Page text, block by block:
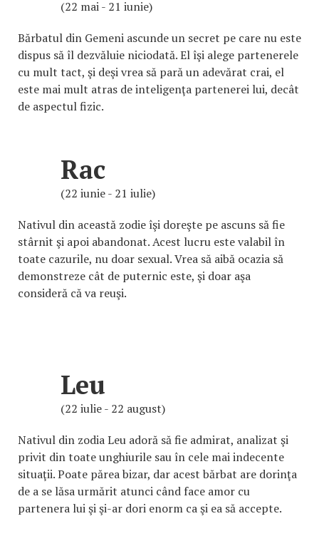
(22 mai - 21 iunie)
Bărbatul din Gemeni ascunde un secret pe care nu este
dispus să îl dezvăluie niciodată. El îşi alege partenerele
cu mult tact, şi deşi vrea să pară un adevărat crai, el
este mai mult atras de inteligenţa partenerei lui, decât
de aspectul fizic.
Rac
(22 iunie - 21 iulie)
Nativul din această zodie îşi doreşte pe ascuns să fie
stârnit şi apoi abandonat. Acest lucru este valabil în
toate cazurile, nu doar sexual. Vrea să aibă ocazia să
demonstreze cât de puternic este, şi doar aşa
consideră că va reuşi.
Leu
(22 iulie - 22 august)
Nativul din zodia Leu adoră să fie admirat, analizat şi
privit din toate unghiurile sau în cele mai indecente
situaţii. Poate părea bizar, dar acest bărbat are dorinţa
de a se lăsa urmărit atunci când face amor cu
partenera lui şi şi-ar dori enorm ca şi ea să accepte.